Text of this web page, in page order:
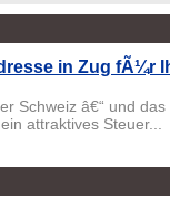
in Zug fÃ¼r
Schweiz â€“ und
attraktives Steuer...